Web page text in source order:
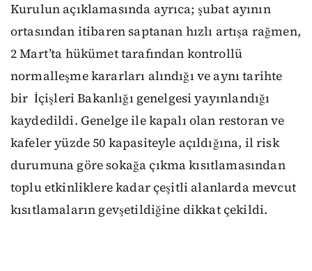
Kurulun açıklamasında ayrıca; şubat ayının
ortasından itibaren saptanan hızlı artışa rağmen,
2 Mart’ta hükümet tarafından kontrollü
normalleşme kararları alındığı ve aynı tarihte
bir İçişleri Bakanlığı genelgesi yayınlandığı
kaydedildi. Genelge ile kapalı olan restoran ve
kafeler yüzde 50 kapasiteyle açıldığına, il risk
durumuna göre sokağa çıkma kısıtlamasından
toplu etkinliklere kadar çeşitli alanlarda mevcut
kısıtlamaların gevşetildiğine dikkat çekildi.